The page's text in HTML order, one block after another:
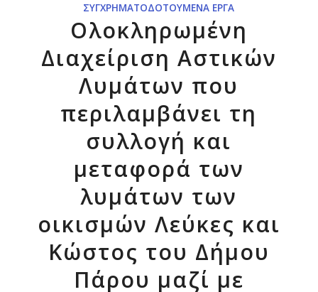
ΣΥΓΧΡΗΜΑΤΟΔΟΤΟΎΜΕΝΑ ΈΡΓΑ
Ολοκληρωμένη
Διαχείριση Αστικών
Λυμάτων που
περιλαμβάνει τη
συλλογή και
μεταφορά των
λυμάτων των
οικισμών Λεύκες και
Κώστος του Δήμου
Πάρου μαζί με